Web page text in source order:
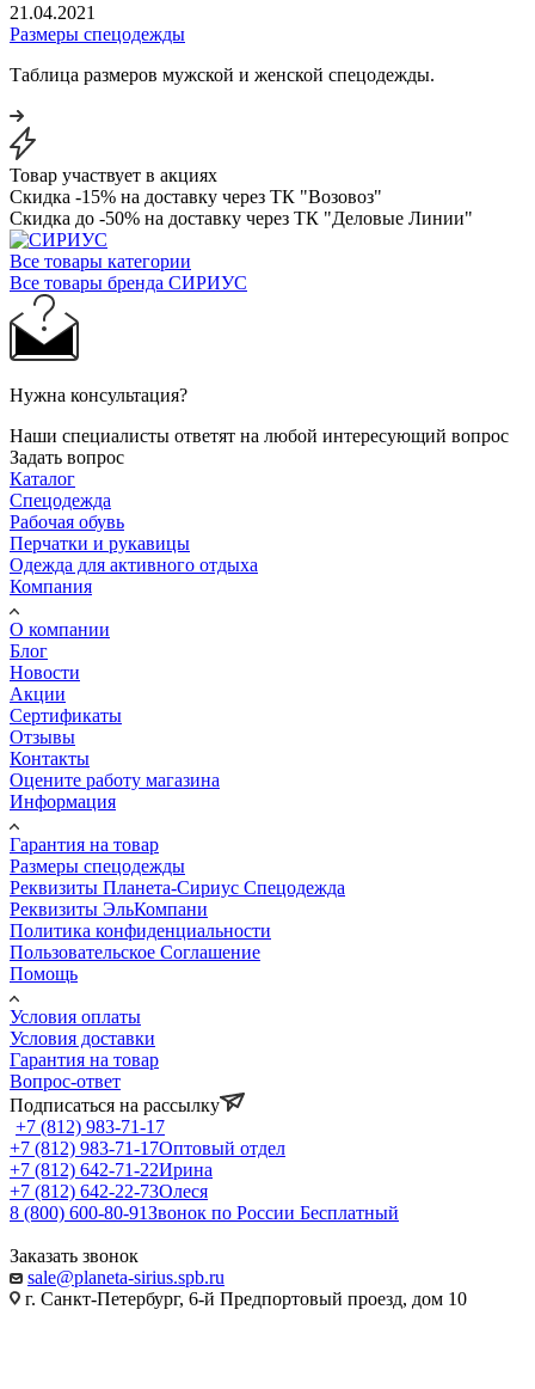
21.04.2021
Размеры спецодежды
Таблица размеров мужской и женской спецодежды.
Товар участвует в акциях
Скидка -15% на доставку через ТК "Возовоз"
Скидка до -50% на доставку через ТК "Деловые Линии"
Все товары категории
Все товары бренда СИРИУС
Нужна консультация?
Наши специалисты ответят на любой интересующий вопрос
Задать вопрос
Каталог
Спецодежда
Рабочая обувь
Перчатки и рукавицы
Одежда для активного отдыха
Компания
О компании
Блог
Новости
Акции
Сертификаты
Отзывы
Контакты
Оцените работу магазина
Информация
Гарантия на товар
Размеры спецодежды
Реквизиты Планета-Сириус Спецодежда
Реквизиты ЭльКомпани
Политика конфиденциальности
Пользовательское Соглашение
Помощь
Условия оплаты
Условия доставки
Гарантия на товар
Вопрос-ответ
Подписаться на рассылку
+7 (812) 983-71-17
+7 (812) 983-71-17Оптовый отдел
+7 (812) 642-71-22Ирина
+7 (812) 642-22-73Олеся
8 (800) 600-80-91Звонок по России Бесплатный
Заказать звонок
sale@planeta-sirius.spb.ru
г. Санкт-Петербург, 6-й Предпортовый проезд, дом 10